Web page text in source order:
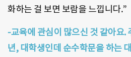
화하는 걸 보면 보람을 느낍니다.”
-교육에 관심이 많으신 것 같아요.
년, 대학생인데 순수학문을 하는